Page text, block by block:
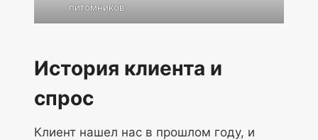
питомников
История клиента и
спрос
Клиент нашел нас в прошлом году, и